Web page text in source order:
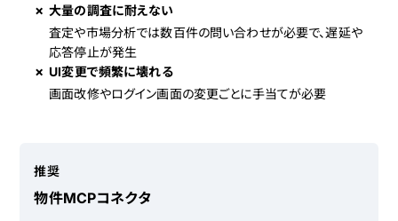
✗ 大量の調査に耐えない
査定や市場分析では数百件の問い合わせが必要で、遅延や
応答停止が発生
✗ UI変更で頻繁に壊れる
画面改修やログイン画面の変更ごとに手当てが必要
推奨
物件MCPコネクタ